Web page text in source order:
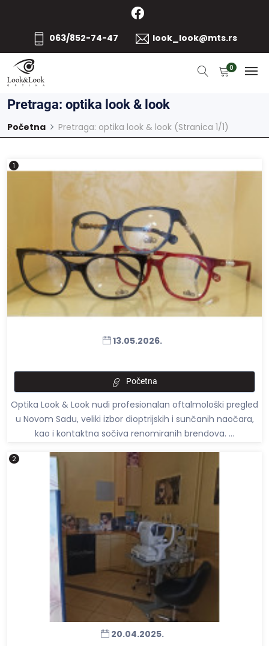
063/852-74-47 look_look@mts.rs
0
Pretraga: optika look & look
Početna Pretraga: optika look & look (Stranica 1/1)
1
13.05.2026.
Početna
Optika Look & Look nudi profesionalan oftalmološki pregled
u Novom Sadu, veliki izbor dioptrijskih i sunčanih naočara,
kao i kontaktna sočiva renomiranih brendova. ...
2
20.04.2025.